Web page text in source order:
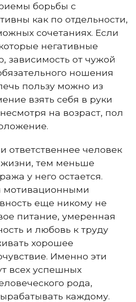
борьбы с
как по отдельности,
сочетаниях. Если
негативные
зависимость от чужой
ношения
пользу можно из
взять себя в руки
на возраст, пол
ответственнее человек
жизни, тем меньше
у него остается.
мотивационными
еще никому не
питание, умеренная
и любовь к труду
хорошее
Именно эти
всех успешных
рода,
каждому.